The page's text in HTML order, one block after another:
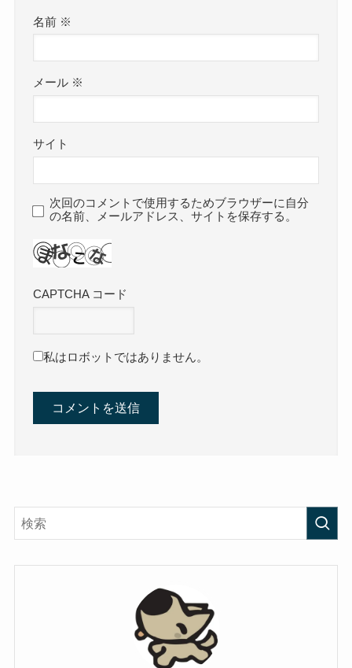
名前 ※
メール ※
サイト
次回のコメントで使用するためブラウザーに自分
の名前、メールアドレス、サイトを保存する。
CAPTCHA コード
私はロボットではありません。